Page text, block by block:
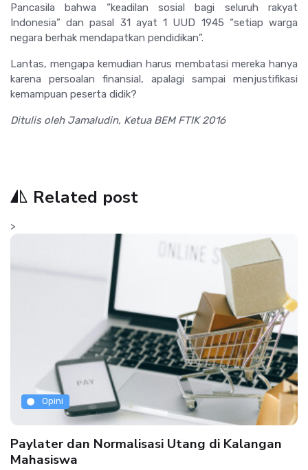
Pancasila bahwa “keadilan sosial bagi seluruh rakyat
Indonesia” dan pasal 31 ayat 1 UUD 1945 “setiap warga
negara berhak mendapatkan pendidikan”.
Lantas, mengapa kemudian harus membatasi mereka hanya
karena persoalan finansial, apalagi sampai menjustifikasi
kemampuan peserta didik?
Ditulis oleh Jamaludin, Ketua BEM FTIK 2016
Related post
>
Opini
Paylater dan Normalisasi Utang di Kalangan
Mahasiswa